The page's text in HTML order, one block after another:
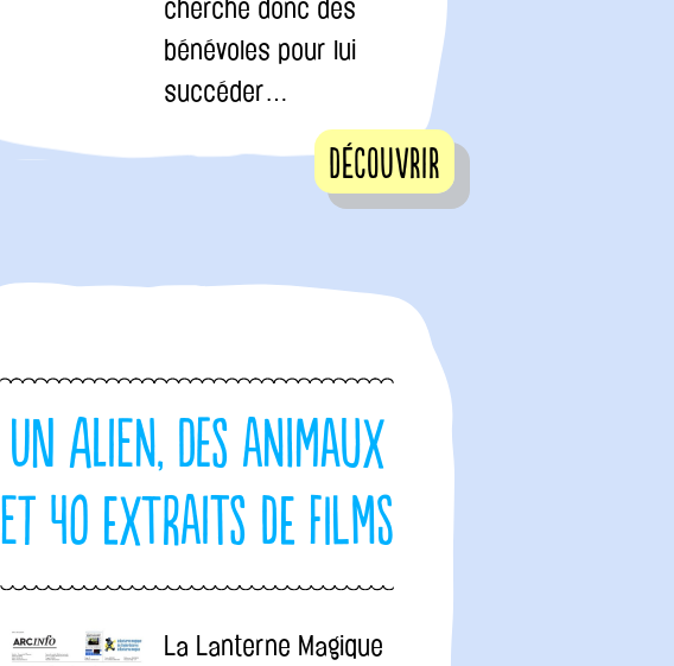
cherche donc des
bénévoles pour lui
succéder…
Découvrir
Un alien, des animaux
et 40 extraits de films
La Lanterne Magique